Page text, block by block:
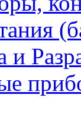
и